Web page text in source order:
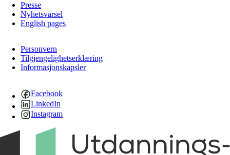
Presse
Nyhetsvarsel
English pages
Personvern
Tilgjengelighetserklæring
Informasjonskapsler
Facebook
LinkedIn
Instagram